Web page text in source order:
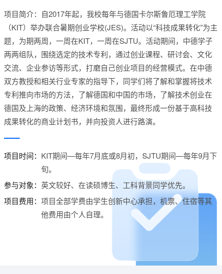
项目简介：自2017年起，我校每年与德国卡尔斯鲁厄理工学院
（KIT）举办联合暑期创业学校(JES)。活动以“科技成果转化”为主
题，为期两周，一周在KIT，一周在SJTU。活动期间，中德学子
两两组队，围绕选定的技术专利，通过创业课程、研讨会、文化
交流、企业参访等形式，打磨自己创业项目的经营模式。在中德
双方教授和相关行业专家的指导下，同学们将了解和掌握将技术
专利推向市场的方法，了解德国和中国的市场，了解技术创业在
德国及上海的政策、经济环境和氛围，最终形成一份基于高科技
成果转化的商业计划书，并向投资人进行路演。
项目时间： KIT期间—每年7月底或8月初，SJTU期间—每年9月下
旬。
参与对象： 英文较好、在读硕博生、工科背景同学优先。
项目费用： 项目全部学费由学生创新中心承担，机票、住宿等其
他费用由个人自理。